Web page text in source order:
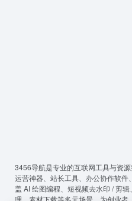
3456导航是专业的互联网工具与资
运营神器、站长工具、办公协作软
盖 AI 绘图编程、短视频去水印 / 剪
理、素材下载等多元场景，为创业